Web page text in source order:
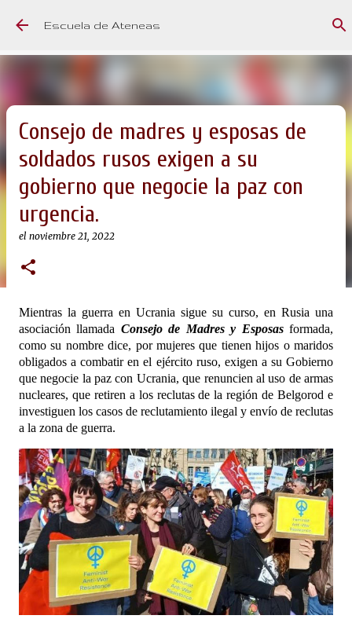
Ir al contenido principal
Escuela de Ateneas
Consejo de madres y esposas de
soldados rusos exigen a su
gobierno que negocie la paz con
urgencia.
el noviembre 21, 2022
Mientras la guerra en Ucrania sigue su curso, en Rusia una
asociación llamada Consejo de Madres y Esposasformada,
como su nombre dice, por mujeres que tienen hijos o maridos
obligados a combatir en el ejército ruso, exigen a su Gobierno
que negocie la paz con Ucrania, que renuncien al uso de armas
nucleares, que retiren a los reclutas de la región de Belgorod e
investiguen los casos de reclutamiento ilegal y envío de reclutas
a la zona de guerra.